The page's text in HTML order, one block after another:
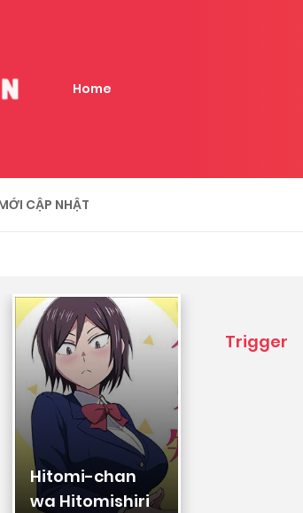
Home
CẬP NHẬT
Hitomi-chan
wa Hitomishiri
Trigger